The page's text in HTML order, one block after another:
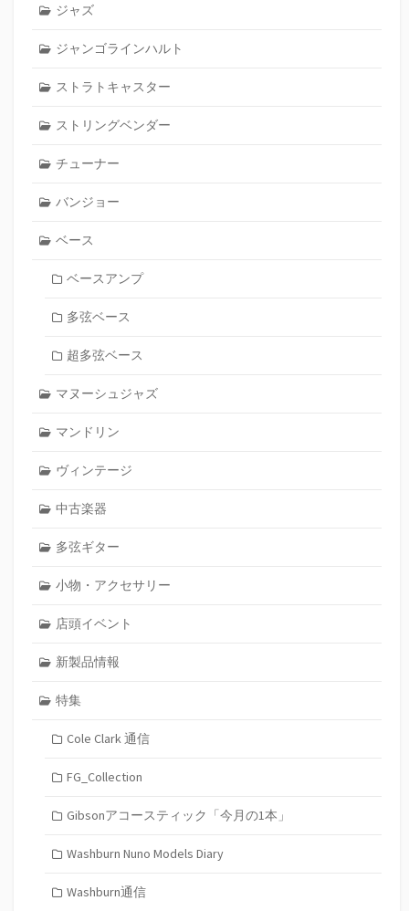
ジャズ
ジャンゴラインハルト
ストラトキャスター
ストリングベンダー
チューナー
バンジョー
ベース
ベースアンプ
多弦ベース
超多弦ベース
マヌーシュジャズ
マンドリン
ヴィンテージ
中古楽器
多弦ギター
小物・アクセサリー
店頭イベント
新製品情報
特集
Cole Clark 通信
FG_Collection
Gibsonアコースティック「今月の1本」
Washburn Nuno Models Diary
Washburn通信